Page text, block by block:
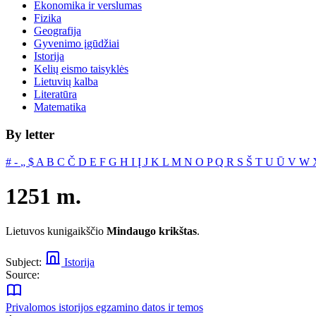
Ekonomika ir verslumas
Fizika
Geografija
Gyvenimo įgūdžiai
Istorija
Kelių eismo taisyklės
Lietuvių kalba
Literatūra
Matematika
By letter
# ‐ „ $ A B C Č D E F G H I Į J K L M N O PQ R S Š T U Ū V W
1251 m.
Lietuvos kunigaikščio Mindaugo krikštas.
Subject:
Istorija
Source:
Privalomos istorijos egzamino datos ir temos